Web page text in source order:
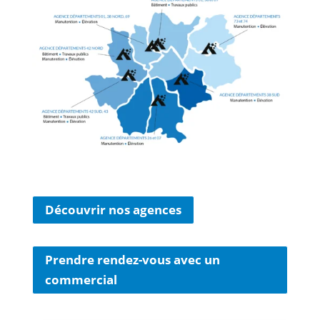
nt et
ois.
très
satis
Découvrir nos agences
Prendre rendez-vous avec un
commercial